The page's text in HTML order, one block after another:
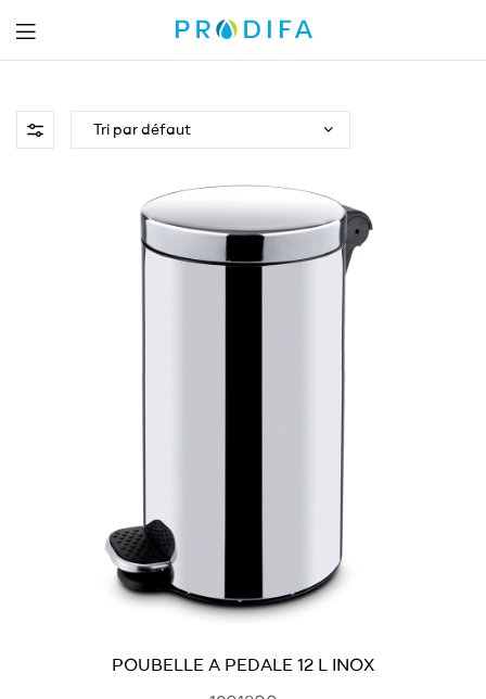
Prodifa
POUBELLE A PEDALE 12 L INOX